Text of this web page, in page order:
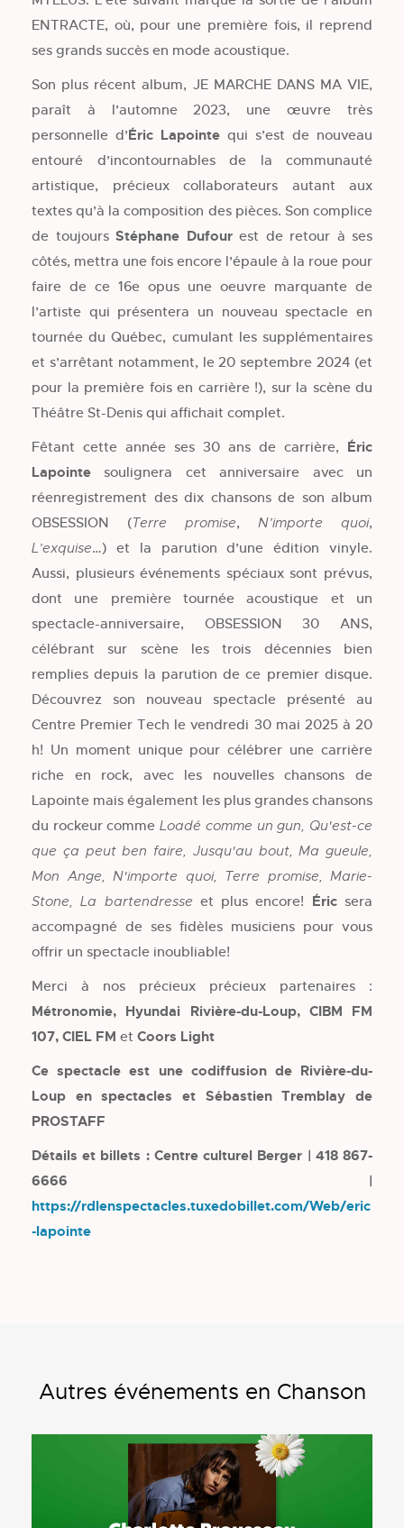
ENTRACTE, où, pour une première fois, il reprend
ses grands succès en mode acoustique.
Son plus récent album, JE MARCHE DANS MA VIE,
paraît à l’automne 2023, une œuvre très
personnelle d’Éric Lapointe qui s’est de nouveau
entouré d’incontournables de la communauté
artistique, précieux collaborateurs autant aux
textes qu’à la composition des pièces. Son complice
de toujours Stéphane Dufourest de retour à ses
côtés, mettra une fois encore l’épaule à la roue pour
faire de ce 16e opus une oeuvre marquante de
l’artiste qui présentera un nouveau spectacle en
tournée du Québec, cumulant les supplémentaires
et s’arrêtant notamment, le 20 septembre 2024 (et
pour la première fois en carrière !), sur la scène du
Théâtre St-Denis qui affichait complet.
Fêtant cette année ses 30 ans de carrière, Éric
Lapointe soulignera cet anniversaire avec un
réenregistrement des dix chansons de son album
OBSESSION (Terre promise, N’importe quoi,
L’exquise…) et la parution d’une édition vinyle.
Aussi, plusieurs événements spéciaux sont prévus,
dont une première tournée acoustique et un
spectacle-anniversaire, OBSESSION 30 ANS,
célébrant sur scène les trois décennies bien
remplies depuis la parution de ce premier disque.
Découvrez son nouveau spectacle présenté au
Centre Premier Tech le vendredi 30 mai 2025 à 20
h! Un moment unique pour célébrer une carrière
riche en rock, avec les nouvelles chansons de
Lapointe mais également les plus grandes chansons
du rockeur commeLoadé comme un gun, Qu'est-ce
que ça peut ben faire, Jusqu'au bout, Ma gueule,
Mon Ange, N'importe quoi, Terre promise, Marie-
Stone, La bartendresse et plus encore! Éricsera
accompagné de ses fidèles musiciens pour vous
offrir un spectacle inoubliable!
Merci à nos précieux précieux partenaires :
Métronomie, Hyundai Rivière-du-Loup, CIBM FM
107, CIEL FM et Coors Light
Ce spectacle est une codiffusion de Rivière-du-
Loup en spectacles et Sébastien Tremblay de
PROSTAFF
Détails et billets : Centre culturel Berger | 418 867-
6666 |
https://rdlenspectacles.tuxedobillet.com/Web/eric
-lapointe
Autres événements en Chanson